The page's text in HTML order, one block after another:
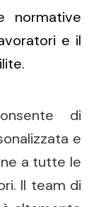
normative
e il
di
e
a tutte le
Il team di